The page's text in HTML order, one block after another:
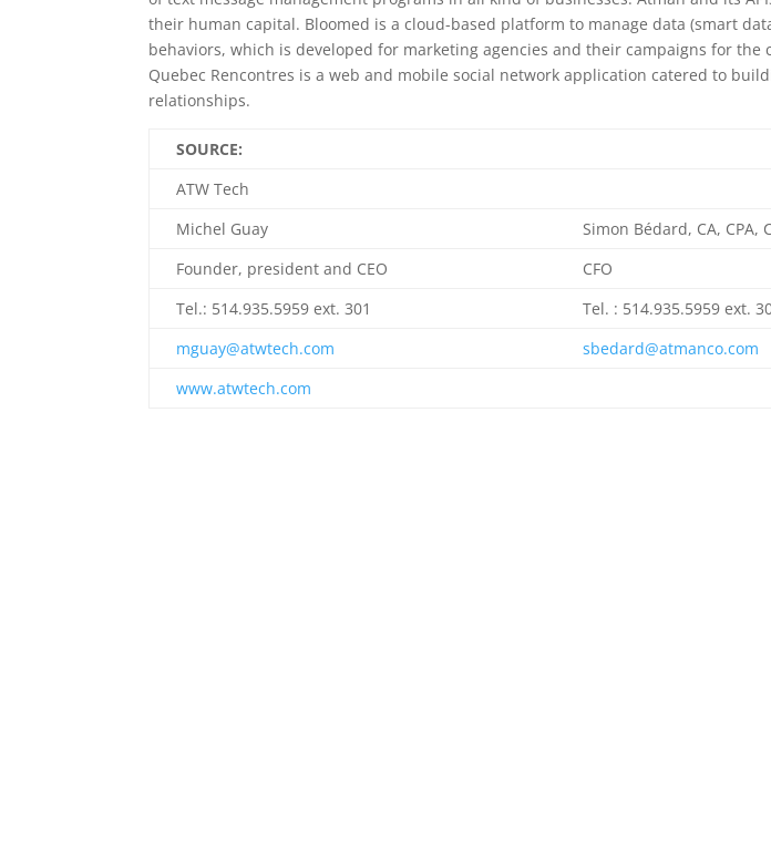
their human capital. Bloomed is a cloud-based platform to manage data (smart
behaviors, which is developed for marketing agencies and their campaigns for the
Quebec Rencontres is a web and mobile social network application catered to
relationships.
SOURCE:
ATW Tech
Michel Guay
Simon Bédard, CA, CPA,
Founder, president and CEO
CFO
Tel.: 514.935.5959 ext. 301
Tel. : 514.935.5959 ext.
mguay@atwtech.com
sbedard@atmanco.com
www.atwtech.com